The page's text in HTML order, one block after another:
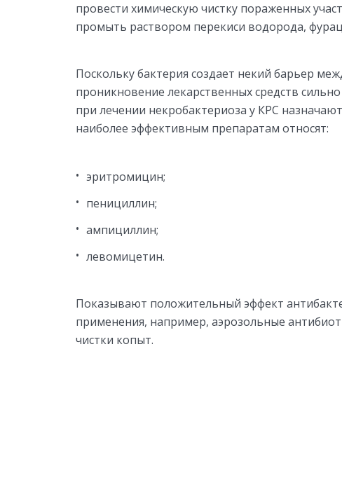
провести химическую чистку пораженных
промыть раствором перекиси водорода,
Поскольку бактерия создает некий барьер
проникновение лекарственных средств
при лечении некробактериоза у КРС
наиболее эффективным препаратам относят:
эритромицин;
пенициллин;
ампициллин;
левомицетин.
Показывают положительный эффект
применения, например, аэрозольные
чистки копыт.